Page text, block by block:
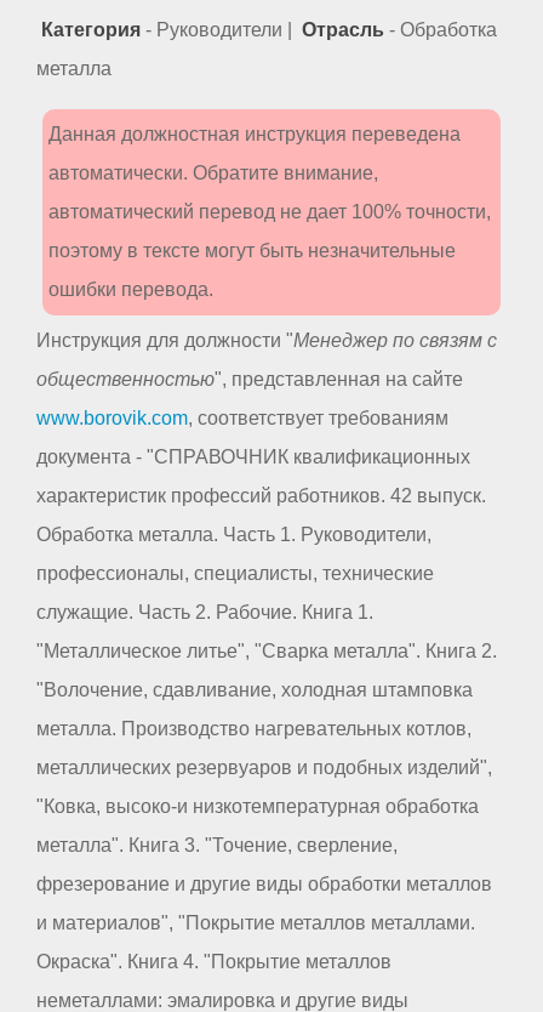
Категория - Руководители | Отрасль - Обработка
металла
Данная должностная инструкция переведена
автоматически. Обратите внимание,
автоматический перевод не дает 100% точности,
поэтому в тексте могут быть незначительные
ошибки перевода.
Инструкция для должности "Менеджер по связям с
общественностью", представленная на сайте
www.borovik.com, соответствует требованиям
документа - "СПРАВОЧНИК квалификационных
характеристик профессий работников. 42 выпуск.
Обработка металла. Часть 1. Руководители,
профессионалы, специалисты, технические
служащие. Часть 2. Рабочие. Книга 1.
"Металлическое литье", "Сварка металла". Книга 2.
"Волочение, сдавливание, холодная штамповка
металла. Производство нагревательных котлов,
металлических резервуаров и подобных изделий",
"Ковка, высоко-и низкотемпературная обработка
металла". Книга 3. "Точение, сверление,
фрезерование и другие виды обработки металлов
и материалов", "Покрытие металлов металлами.
Окраска". Книга 4. "Покрытие металлов
неметаллами: эмалировка и другие виды